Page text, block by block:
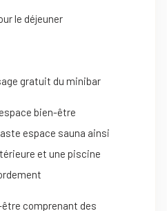
le déjeuner
gratuit du minibar
bien-être
espace sauna ainsi
et une piscine
comprenant des